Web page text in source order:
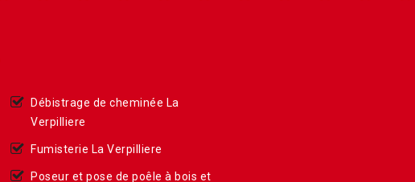
Débistrage de cheminée La
Verpilliere
Fumisterie La Verpilliere
Poseur et pose de poêle à bois et